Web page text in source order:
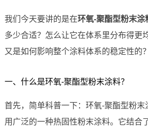
我们今天要讲的是在环氧-聚酯型粉末涂
多少合适？怎么让它在体系里分布得更
又是如何影响整个涂料体系的稳定性的？
一、什么是环氧-聚酯型粉末涂料？
首先，简单科普一下：环氧-聚酯型粉末
用广泛的一种热固性粉末涂料。它结合